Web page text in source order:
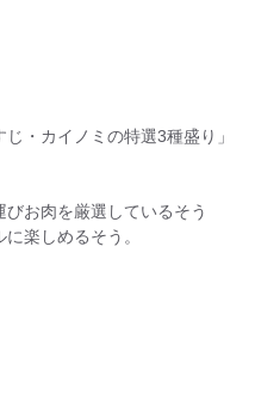
・カイノミの特選3種盛り」
お肉を厳選しているそう
楽しめるそう。